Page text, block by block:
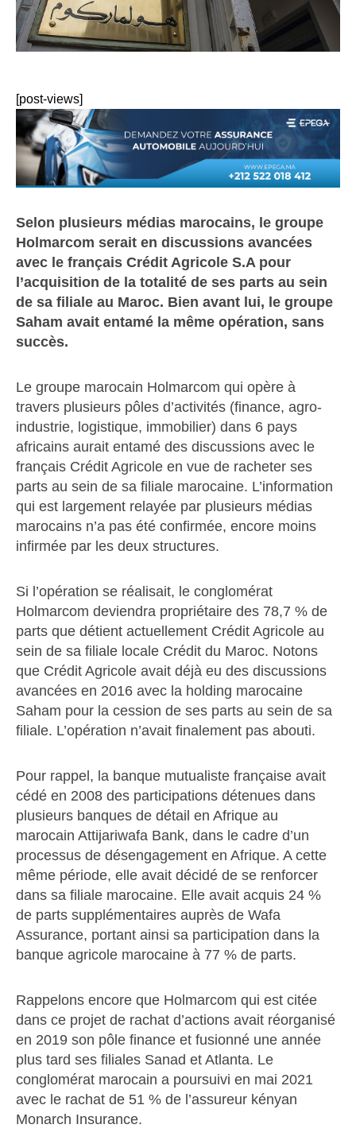
[post-views]
Selon plusieurs médias marocains, le groupe
Holmarcom serait en discussions avancées
avec le français Crédit Agricole S.A pour
l’acquisition de la totalité de ses parts au sein
de sa filiale au Maroc. Bien avant lui, le groupe
Saham avait entamé la même opération, sans
succès.
Le groupe marocain Holmarcom qui opère à
travers plusieurs pôles d’activités (finance, agro-
industrie, logistique, immobilier) dans 6 pays
africains aurait entamé des discussions avec le
français Crédit Agricole en vue de racheter ses
parts au sein de sa filiale marocaine. L’information
qui est largement relayée par plusieurs médias
marocains n’a pas été confirmée, encore moins
infirmée par les deux structures.
Si l’opération se réalisait, le conglomérat
Holmarcom deviendra propriétaire des 78,7 % de
parts que détient actuellement Crédit Agricole au
sein de sa filiale locale Crédit du Maroc. Notons
que Crédit Agricole avait déjà eu des discussions
avancées en 2016 avec la holding marocaine
Saham pour la cession de ses parts au sein de sa
filiale. L’opération n’avait finalement pas abouti.
Pour rappel, la banque mutualiste française avait
cédé en 2008 des participations détenues dans
plusieurs banques de détail en Afrique au
marocain Attijariwafa Bank, dans le cadre d’un
processus de désengagement en Afrique. A cette
même période, elle avait décidé de se renforcer
dans sa filiale marocaine. Elle avait acquis 24 %
de parts supplémentaires auprès de Wafa
Assurance, portant ainsi sa participation dans la
banque agricole marocaine à 77 % de parts.
Rappelons encore que Holmarcom qui est citée
dans ce projet de rachat d’actions avait réorganisé
en 2019 son pôle finance et fusionné une année
plus tard ses filiales Sanad et Atlanta. Le
conglomérat marocain a poursuivi en mai 2021
avec le rachat de 51 % de l’assureur kényan
Monarch Insurance.